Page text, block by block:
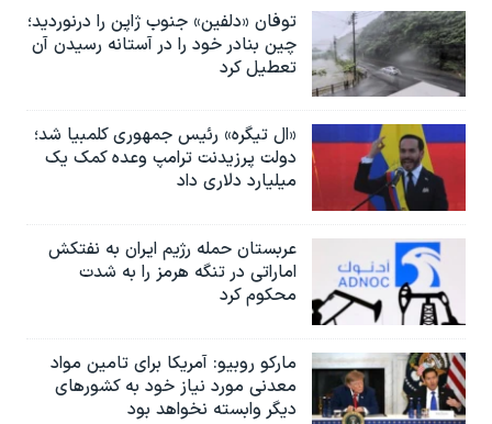
توفان «دلفین» جنوب ژاپن را درنوردید؛
چین بنادر خود را در آستانه رسیدن آن
تعطیل کرد
«ال تیگره» رئیس جمهوری کلمبیا شد؛
دولت پرزیدنت ترامپ وعده کمک یک
میلیارد دلاری داد
عربستان حمله رژیم ایران به نفتکش
اماراتی در تنگه هرمز را به‌ شدت
محکوم کرد
مارکو روبیو: آمریکا برای تامین مواد
معدنی مورد نیاز خود به کشورهای
دیگر وابسته نخواهد بود